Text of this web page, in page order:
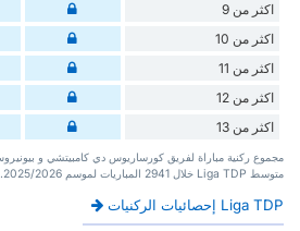
اكثر من 9
اكثر من 10
اكثر من 11
اكثر من 12
اكثر من 13
‏مجموع ركنية مباراة لفريق كورساريوس دي كامبيتشي و
متوسط Liga TDP ‏خلال 2941 ‏المباريات لموسم 2025/2026.
Liga TDP إحصائيات الركنيات